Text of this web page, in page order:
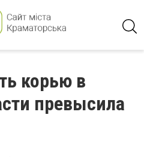
корью в
превысила